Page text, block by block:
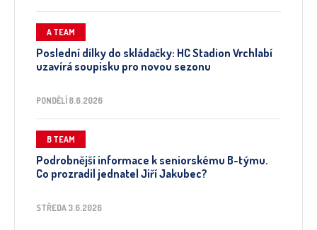
A TEAM
Poslední dílky do skládačky: HC Stadion Vrchlabí
uzavírá soupisku pro novou sezonu
PONDĚLÍ 8.6.2026
B TEAM
Podrobnější informace k seniorskému B-týmu.
Co prozradil jednatel Jiří Jakubec?
STŘEDA 3.6.2026